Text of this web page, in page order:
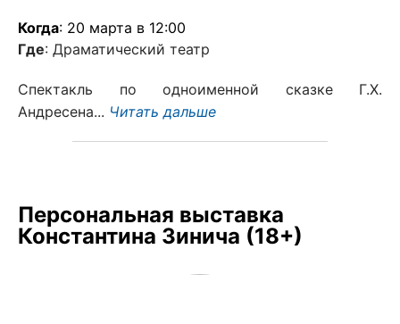
Когда: 20 марта в 12:00
Где: Драматический театр
Спектакль по одноименной сказке Г.Х.
Андресена... Читать дальше
Персональная выставка
Константина Зинича (18+)